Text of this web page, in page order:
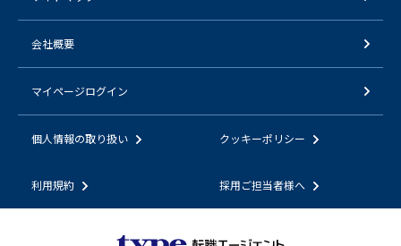
会社概要
マイページログイン
個人情報の取り扱い クッキーポリシー
利用規約 採用ご担当者様へ